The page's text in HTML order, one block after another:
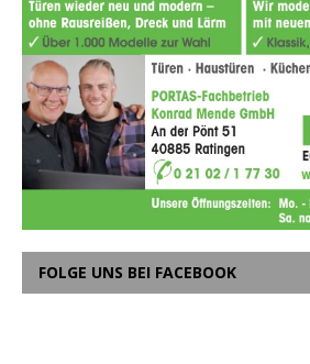
FOLGE UNS BEI FACEBOOK